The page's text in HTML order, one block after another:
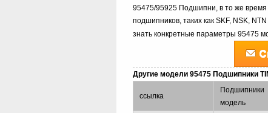
95475/95925 Подшипни, в то же время
подшипников, таких как SKF, NSK,
знать конкретные параметры 95475
Другие модели 95475 Подшипники
ссылка
Подшипники
модель